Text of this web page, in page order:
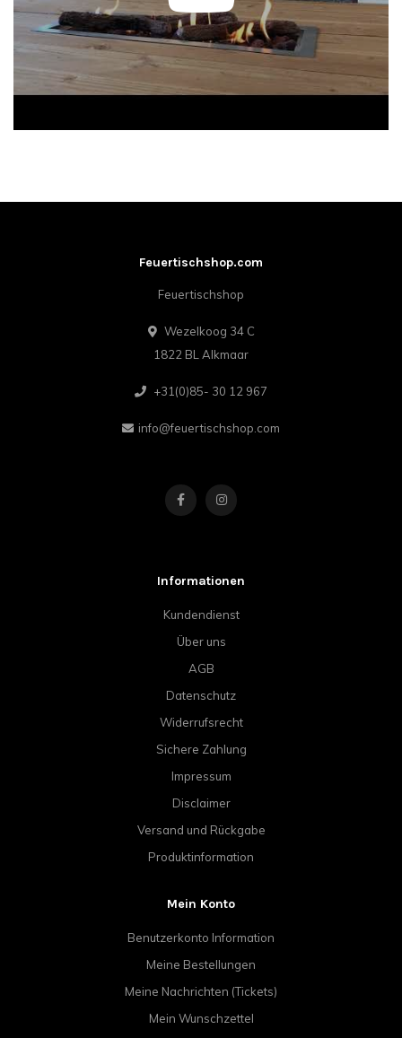
Feuertischshop.com
Feuertischshop
Wezelkoog 34 C
1822 BL Alkmaar
+31(0)85- 30 12 967
info@feuertischshop.com
Informationen
Kundendienst
Über uns
AGB
Datenschutz
Widerrufsrecht
Sichere Zahlung
Impressum
Disclaimer
Versand und Rückgabe
Produktinformation
Mein Konto
Benutzerkonto Information
Meine Bestellungen
Meine Nachrichten (Tickets)
Mein Wunschzettel